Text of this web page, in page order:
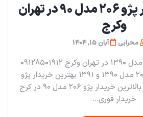
بالاترین خریدار پژو ۲۰۶ مدل ۹۰ در تهران
و‌کرج
محرابی آبان 15, 1404
خریدار فوری پژو ۲۰۶ مدل ۱۳۹۰ در تهران و‌کرج ۰۹۱۲۸۵۰۱۹۱۲
بالاترین خریدار پژو ۲۰۶ مدل ۱۳۹۰ و ۱۳۹۱ بهترین خریدار پژو
۲۰۶ مدل ۹۰ در تهران بالاترین خریدار پژو ۲۰۶ مدل ۹۰ در کرج
خریدار فوری...